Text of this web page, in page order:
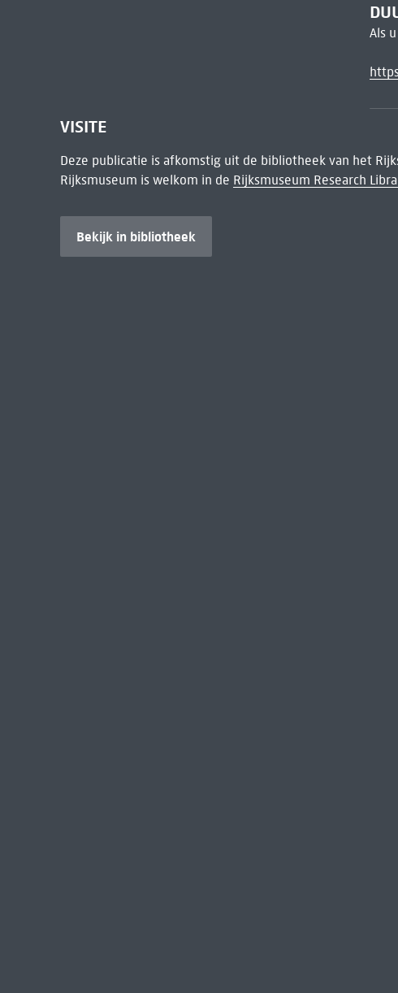
Als
VISITE
Deze publicatie is afkomstig uit de bibliotheek van het
Rijksmuseum is welkom in de Rijksmuseum Research
Bekijk in bibliotheek